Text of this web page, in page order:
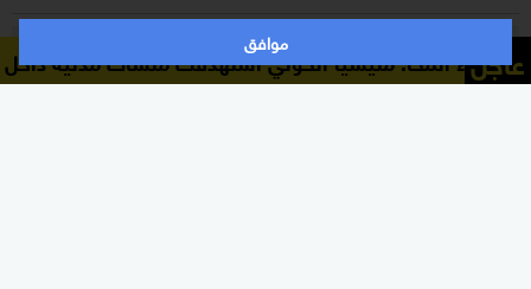
موافقاشترك الآن بالنشرة الإخبارية
نشرة إخبارية ترسل مباشرة لبريدك الإلكتروني يوميا
عاجلمليشيا الحوثي استهدفت منشآت مدنية داخل الميناء